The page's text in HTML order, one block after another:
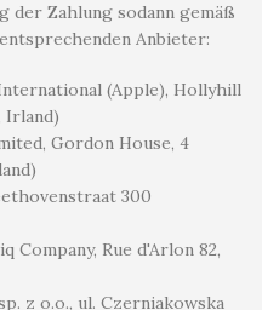
der Zahlung sodann gemäß
Anbieter:
(Apple), Hollyhill
Irland)
Gordon House, 4
300
Company, Rue d'Arlon 82,
z o.o., ul. Czerniakowska